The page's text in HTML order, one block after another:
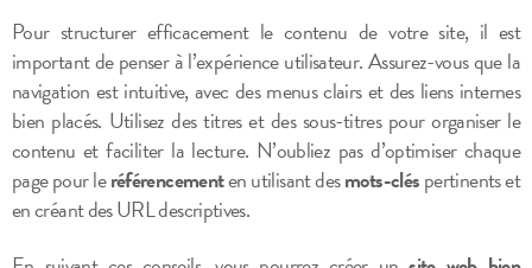
Pour structurer efficacement le contenu de votre site, il est
important de penser à l’expérience utilisateur. Assurez-vous que la
navigation est intuitive, avec des menus clairs et des liens internes
bien placés. Utilisez des titres et des sous-titres pour organiser le
contenu et faciliter la lecture. N’oubliez pas d’optimiser chaque
page pour leréférencementen utilisant desmots-cléspertinents et
en créant des URL descriptives.